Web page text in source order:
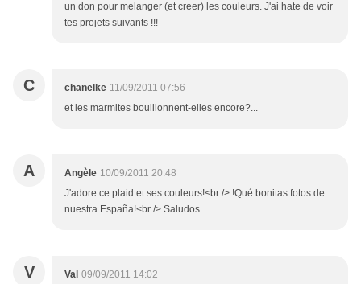
un don pour melanger (et creer) les couleurs. J'ai hate de voir
tes projets suivants !!!
C chanelke 11/09/2011 07:56
et les marmites bouillonnent-elles encore?...
A Angèle 10/09/2011 20:48
J'adore ce plaid et ses couleurs!<br /> !Qué bonitas fotos de
nuestra España!<br /> Saludos.
V Val 09/09/2011 14:02